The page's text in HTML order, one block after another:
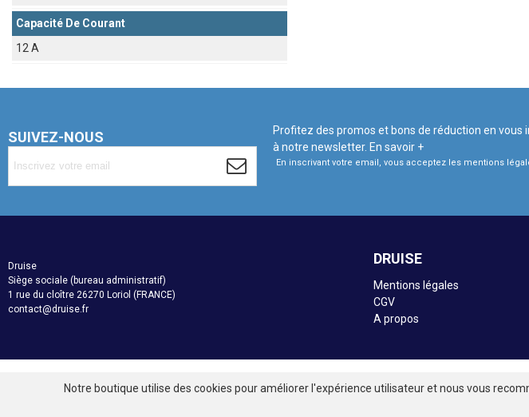
Capacité De Courant
12 A
SUIVEZ-NOUS
Profitez des promos et bons de réduction en vous
à notre newsletter.En savoir +
En inscrivant votre email, vous acceptez les mentions
Druise
Siège sociale (bureau administratif)
1 rue du cloître 26270 Loriol (FRANCE)
contact@druise.fr
DRUISE
Mentions légales
CGV
A propos
Notre boutique utilise des cookies pour améliorer l'expérience utilisateur et nous vous